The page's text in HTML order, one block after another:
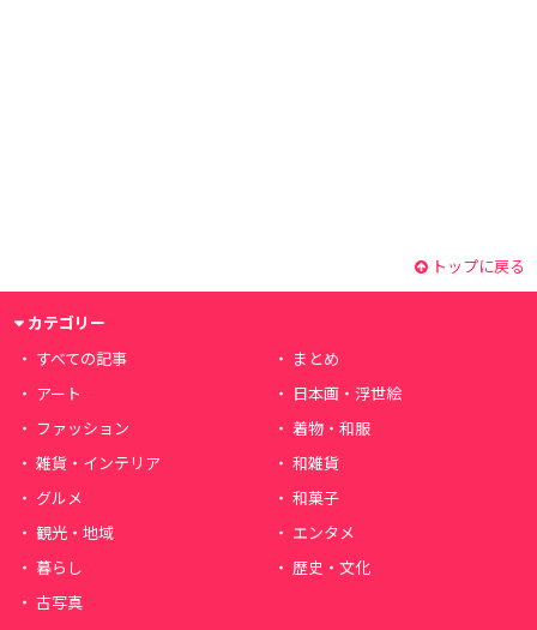
トップに戻る
カテゴリー
すべての記事
まとめ
アート
日本画・浮世絵
ファッション
着物・和服
雑貨・インテリア
和雑貨
グルメ
和菓子
観光・地域
エンタメ
暮らし
歴史・文化
古写真